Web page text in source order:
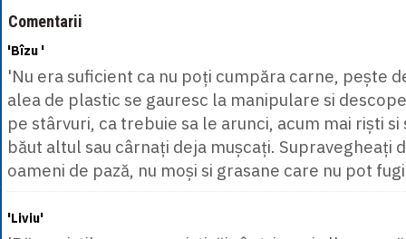
Comentarii
'Bîzu '
'Nu era suficient ca nu poți cumpăra carne, pește
alea de plastic se gauresc la manipulare si
pe stârvuri, ca trebuie sa le arunci, acum mai riști
băut altul sau cârnați deja mușcați. Supravegheați
oameni de pază, nu moși si grasane care nu pot
'Liviu'